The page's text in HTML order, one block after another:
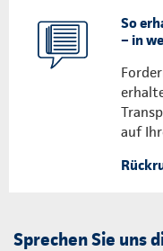
So
– in
auf
Sprechen Sie uns